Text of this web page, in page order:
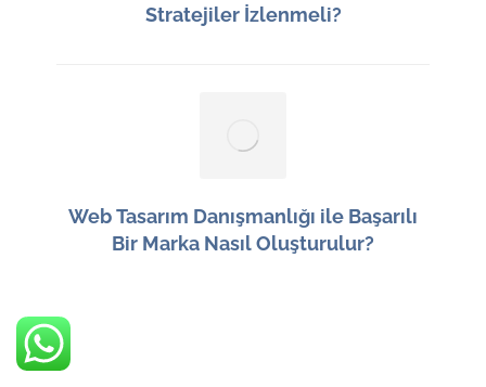
Stratejiler İzlenmeli?
Web Tasarım Danışmanlığı ile Başarılı
Bir Marka Nasıl Oluşturulur?